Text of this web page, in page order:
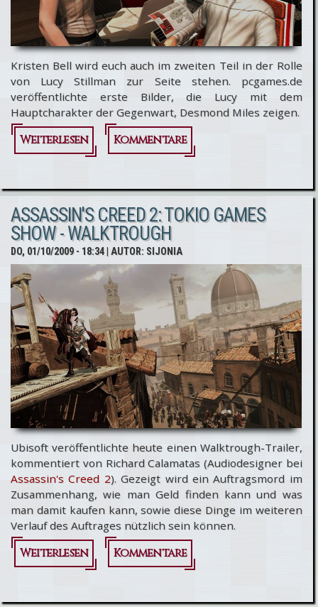
Kristen Bell wird euch auch im zweiten Teil in der Rolle
von Lucy Stillman zur Seite stehen. pcgames.de
veröffentlichte erste Bilder, die Lucy mit dem
Hauptcharakter der Gegenwart, Desmond Miles zeigen.
Weiterlesen
über
Creed 2:
Lucy
bzw.
Kristen
Bell is
back...
[Update]
Kommentare
ASSASSIN'S CREED 2: TOKIO GAMES
SHOW - WALKTROUGH
DO, 01/10/2009 - 18:34| AUTOR: SIJONIA
Ubisoft veröffentlichte heute einen Walktrough-Trailer,
kommentiert von Richard Calamatas (Audiodesigner bei
Assassin's Creed 2). Gezeigt wird ein Auftragsmord im
Zusammenhang, wie man Geld finden kann und was
man damit kaufen kann, sowie diese Dinge im weiteren
Verlauf des Auftrages nützlich sein können.
Weiterlesen
über
Creed 2:
Kommentare